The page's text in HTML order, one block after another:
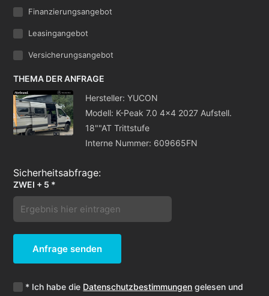
Finanzierungsangebot
Leasingangebot
Versicherungsangebot
THEMA DER ANFRAGE
Hersteller: YUCON
Modell: K-Peak 7.0 4x4 2027 Aufstell.
18""AT Trittstufe
Interne Nummer: 609665FN
ZWEI + 5 *
Anfrage senden
* Ich habe die Datenschutzbestimmungen gelesen und